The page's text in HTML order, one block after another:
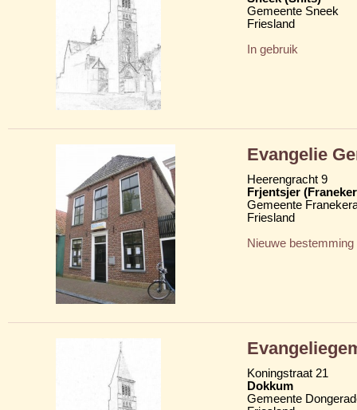
Gemeente Sneek
Friesland
In gebruik
Evangelie
Heerengracht 9
Frjentsjer
Gemeente
Friesland
Nieuwe bestemming
Koningstraat 21
Dokkum
Gemeente